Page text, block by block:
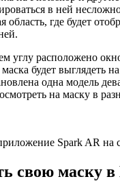
в ней
область, где будет
углу расположено
будет выглядеть
одна модель
на маску в
Spark AR на
свою маску